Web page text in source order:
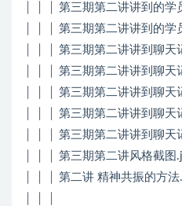
│ │ │ 第三期第二讲讲到的学
│ │ │ 第三期第二讲讲到的学
│ │ │ 第三期第二讲讲到聊天
│ │ │ 第三期第二讲讲到聊天
│ │ │ 第三期第二讲讲到聊天
│ │ │ 第三期第二讲讲到聊天
│ │ │ 第三期第二讲讲到聊天
│ │ │ 第三期第二讲风格截图
│ │ │ 第二讲 精神共振的方法